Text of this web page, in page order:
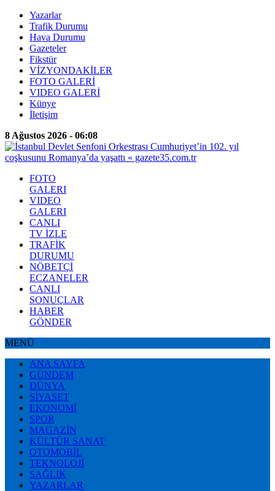
Yazarlar
Trafik Durumu
Hava Durumu
Gazeteler
Fikstür
VİZYONDAKİLER
FOTO GALERİ
VIDEO GALERİ
Künye
İletişim
8 Ağustos 2026 - 06:08
FOTO
GALERI
VIDEO
GALERI
CANLI
TV İZLE
TRAFİK
DURUMU
NÖBETÇİ
ECZANELER
CANLI
SONUÇLAR
HABER
GÖNDER
MENÜ
ANA SAYFA
GÜNDEM
DÜNYA
SİYASET
EKONOMİ
SPOR
MAGAZİN
KÜLTÜR SANAT
OTOMOBİL
TEKNOLOJİ
SAĞLIK
YAZARLAR